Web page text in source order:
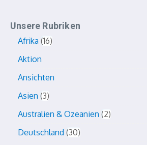
Unsere Rubriken
Afrika 16
Aktion
Ansichten
Asien 3
Australien & Ozeanien 2
Deutschland 30